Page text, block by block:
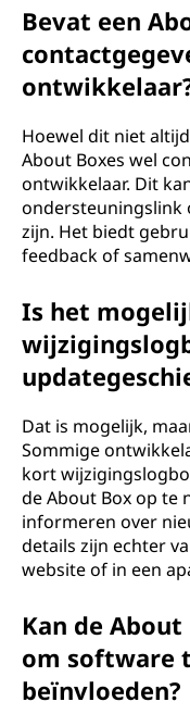
Bevat een
Hoewel dit niet
About Boxes wel
ontwikkelaar. Dit
ondersteuningslink
zijn. Het biedt
feedback of
Is het
Dat is mogelijk,
Sommige
kort
de About Box op te
informeren over
details zijn echter
website of in een
Kan de
om software
beïnvloeden?